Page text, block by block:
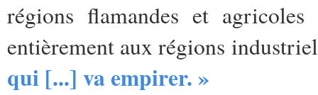
régions flamandes et
entièrement aux régions
qui [...] va empirer. »